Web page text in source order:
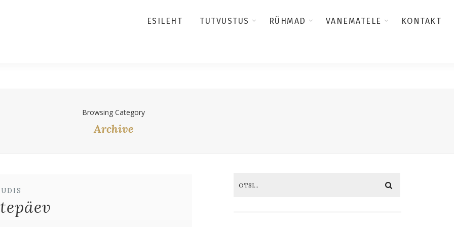
ESILEHT TUTVUSTUS RÜHMAD VANEMATELE KONTAKT
Browsing Category
Archive